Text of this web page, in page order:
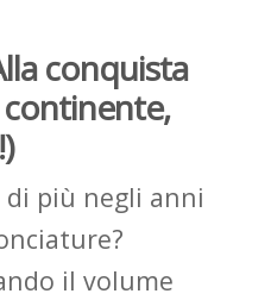
conquista
di più negli anni
il volume